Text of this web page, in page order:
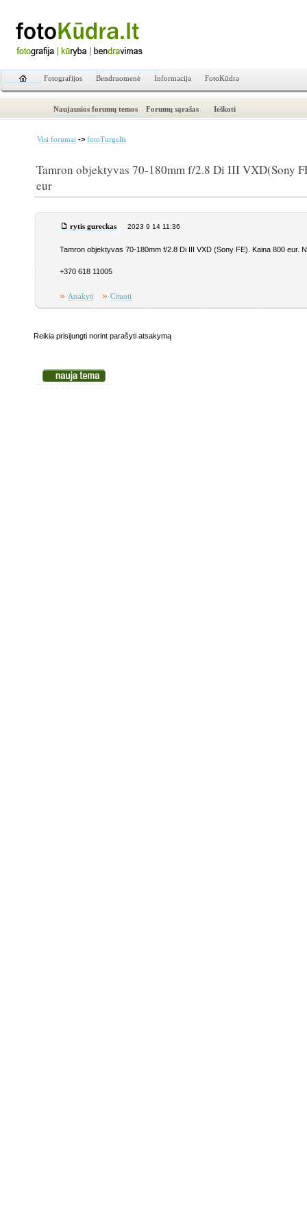
Fotografijos Bendruomenė Informacija FotoKūdra
Naujausios forumų temos Forumų sąrašas Ieškoti
Visi forumai -> fotoTurgelis
Tamron objektyvas 70-180mm f/2.8 Di III VXD(Sony
eur
rytis gureckas 2023 9 14 11:36
Tamron objektyvas 70-180mm f/2.8 Di III VXD (Sony FE). Kaina 800 eur.
+370 618 11005
» Atsakyti » Cituoti
Reikia prisijungti norint parašyti atsakymą